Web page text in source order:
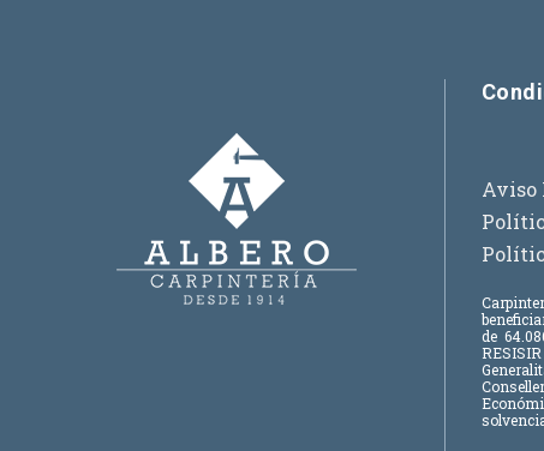
Aviso
de